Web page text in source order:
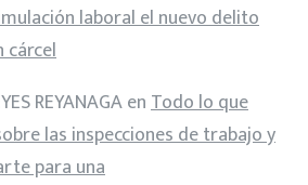
laboral el nuevo delito
cárcel
REYANAGAenTodo lo que
las inspecciones de trabajo y
para una